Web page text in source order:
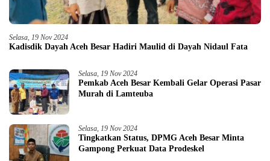
Selasa, 19 Nov 2024
Kadisdik Dayah Aceh Besar Hadiri Maulid di Dayah Nidaul Fata
Selasa, 19 Nov 2024
Pemkab Aceh Besar Kembali Gelar Operasi Pasar
Murah di Lamteuba
Selasa, 19 Nov 2024
Tingkatkan Status, DPMG Aceh Besar Minta
Gampong Perkuat Data Prodeskel